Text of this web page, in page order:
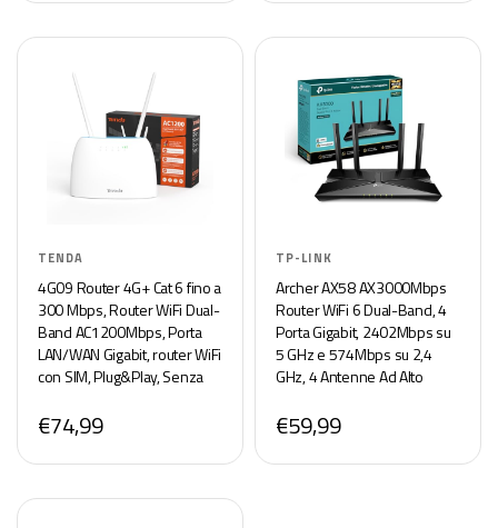
TENDA
4G09 Router 4G+ Cat 6 fino a
300 Mbps, Router WiFi Dual-
Band AC1200Mbps, Porta
LAN/WAN Gigabit, router WiFi
con SIM, Plug&Play, Senza
€74,99
TP-LINK
Archer AX58 AX3000Mbps
Router WiFi 6 Dual-Band, 4
Porta Gigabit, 2402Mbps su
5 GHz e 574Mbps su 2,4
GHz, 4 Antenne Ad Alto
Rete Ospiti, QoS, EasyMesh,
WPA3, Alexa
€59,99